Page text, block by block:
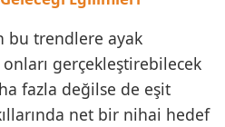
bu trendlere ayak
gerçekleştirebilecek
fazla değilse de eşit
net bir nihai hedef